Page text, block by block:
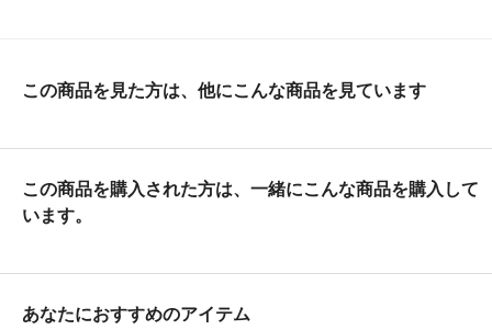
この商品を見た方は、他にこんな商品を見ています
この商品を購入された方は、一緒にこんな商品を購入して
います。
あなたにおすすめのアイテム